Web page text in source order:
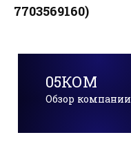
7703569160)
05КОМ
Обзор компании